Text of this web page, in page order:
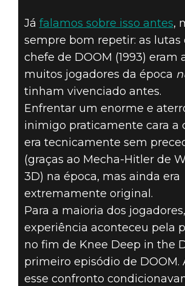
DE DOOM -
SUA
LUTA
CHEFE
Já falamos sobre isso antes,
sempre bom repetir: as lutas
chefe de DOOM (1993) eram
muitos jogadores da época
tinham vivenciado antes.
Enfrentar um enorme e
inimigo praticamente cara a
era tecnicamente sem
(graças ao Mecha-Hitler de
3D) na época, mas ainda era
extremamente original.
Para a maioria dos
experiência aconteceu pela
no fim de Knee Deep in the
primeiro episódio de DOOM.
esse confronto